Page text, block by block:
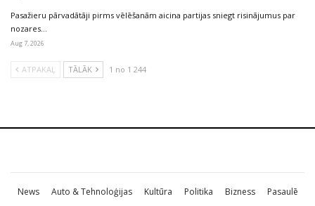
Pasažieru pārvadātāji pirms vēlēšanām aicina partijas sniegt risinājumus par
nozares…
Aug 7, 2026
ATPAKAĻ TĀLĀK 1 no 1 244
News Auto & Tehnoloģijas Kultūra Politika Bizness
Pasaulē